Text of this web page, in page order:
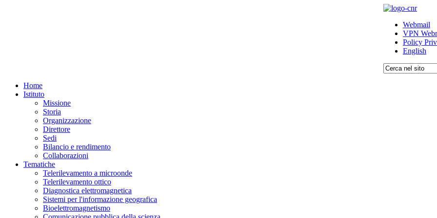
Webmail
VPN
Policy
English
Home
Istituto
Missione
Storia
Organizzazione
Direttore
Sedi
Bilancio e rendimento
Collaborazioni
Tematiche
Telerilevamento a microonde
Telerilevamento ottico
Diagnostica elettromagnetica
Sistemi per l'informazione geografica
Bioelettromagnetismo